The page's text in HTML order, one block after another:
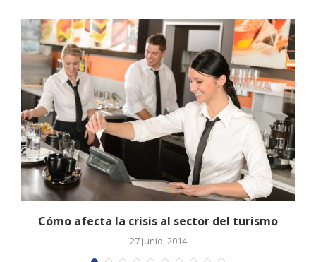
Cómo afecta la crisis al sector del turismo
27 junio, 2014